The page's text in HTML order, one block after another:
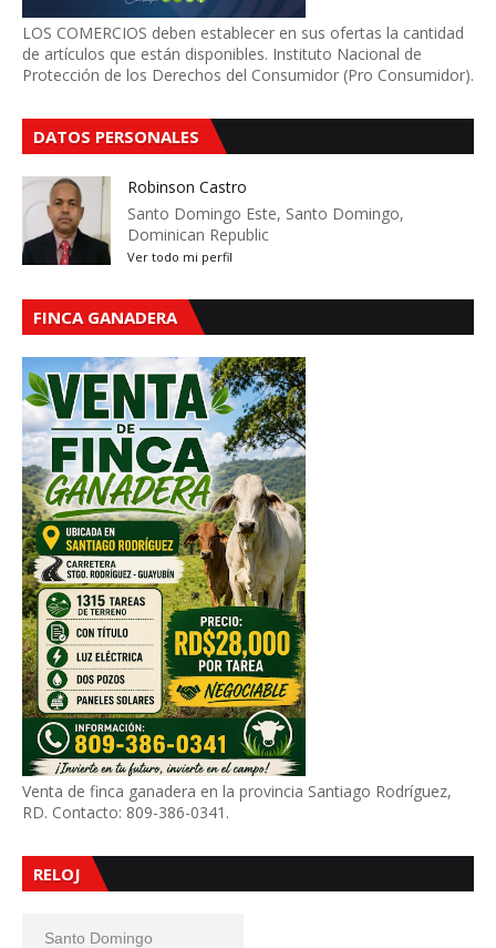
LOS COMERCIOS deben establecer en sus ofertas la cantidad
de artículos que están disponibles. Instituto Nacional de
Protección de los Derechos del Consumidor (Pro Consumidor).
DATOS PERSONALES
Robinson Castro
Santo Domingo Este, Santo Domingo,
Dominican Republic
Ver todo mi perfil
FINCA GANADERA
Venta de finca ganadera en la provincia Santiago Rodríguez,
RD. Contacto: 809-386-0341.
RELOJ
Santo Domingo